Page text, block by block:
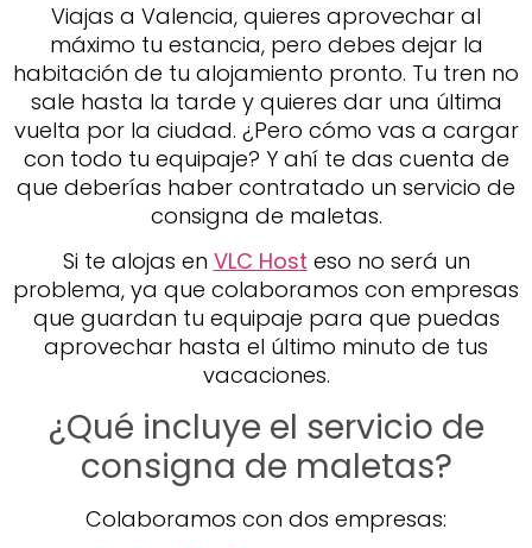
Viajas a Valencia, quieres aprovechar al
máximo tu estancia, pero debes dejar la
habitación de tu alojamiento pronto. Tu tren no
sale hasta la tarde y quieres dar una última
vuelta por la ciudad. ¿Pero cómo vas a cargar
con todo tu equipaje? Y ahí te das cuenta de
que deberías haber contratado un servicio de
consigna de maletas.
Si te alojas en VLC Host eso no será un
problema, ya que colaboramos con empresas
que guardan tu equipaje para que puedas
aprovechar hasta el último minuto de tus
vacaciones.
¿Qué incluye el servicio de
consigna de maletas?
Colaboramos con dos empresas: